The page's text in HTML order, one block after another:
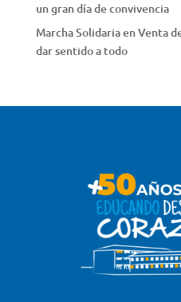
un gran día de convivencia
Marcha Solidaria en Venta
dar sentido a todo